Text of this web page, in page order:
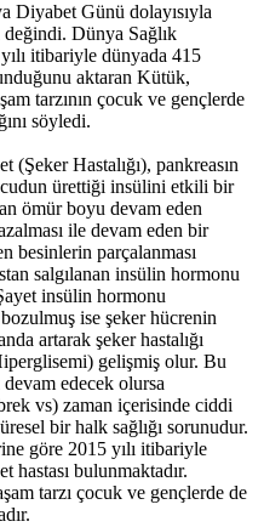
Diyabet Günü dolayısıyla
değindi. Dünya Sağlık
itibariyle dünyada 415
aktaran Kütük,
tarzının çocuk ve gençlerde
söyledi.
(Şeker Hastalığı), pankreasın
ürettiği insülini etkili bir
ömür boyu devam eden
ile devam eden bir
besinlerin parçalanması
salgılanan insülin hormonu
insülin hormonu
ise şeker hücrenin
artarak şeker hastalığı
gelişmiş olur. Bu
edecek olursa
vs) zaman içerisinde ciddi
bir halk sağlığı sorunudur.
göre 2015 yılı itibariyle
bulunmaktadır.
tarzı çocuk ve gençlerde de